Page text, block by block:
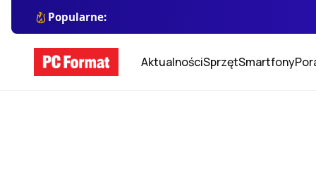
Popularne:
AktualnościSprzętSmartfony